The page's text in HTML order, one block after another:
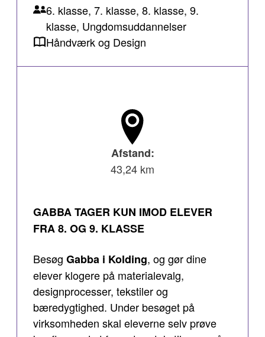
6. klasse, 7. klasse, 8. klasse, 9.
klasse, Ungdomsuddannelser
Håndværk og Design
Afstand:
43,24 km
GABBA TAGER KUN IMOD ELEVER
FRA 8. OG 9. KLASSE
Besøg Gabba i Kolding, og gør dine
elever klogere på materialevalg,
designprocesser, tekstiler og
bæredygtighed. Under besøget på
virksomheden skal eleverne selv prøve